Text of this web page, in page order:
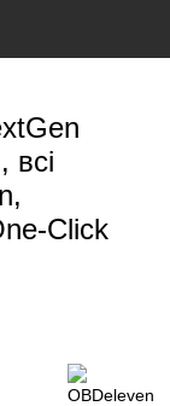
всі
Click